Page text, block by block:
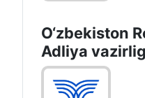
O‘zbekiston
Adliya